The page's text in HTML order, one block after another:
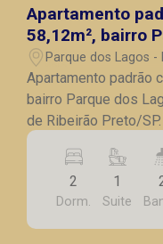
Apartamento
58,12m², bairro
Lagos, Zona
Preto/SP.
Parque dos Lagos
Apartamento padrão
bairro Parque dos
de Ribeirão Preto/SP. - 02 quartos,
sendo 1 suíte; -
ampla; - Sacada; -
armários; -
garagem. A Piramid tem como objetivo
atender seus
2
Dorm.
1
Suite